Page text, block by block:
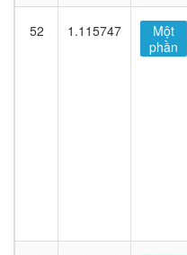
52 1.115747
Một
phần